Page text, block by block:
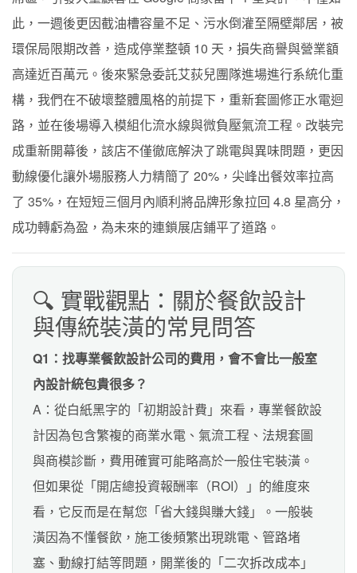
此，一週後更因截油槽容量不足、污水倒灌至隔壁鄰居，被
環保局限期改善，造成停業整頓 10 天，損失商譽與營業額
高達近百萬元。後來緊急委託艾荻兒團隊進場進行系統化重
構，我們在不破壞整體風格的前提下，重新套圖修正水電迴
路，並在後場導入模組化流水線與微負壓氣流工程。改裝完
成重新開幕後，該店不僅徹底解決了跳電與異味問題，更因
動線優化讓外場服務人力精簡了 20%，尖峰出餐效率拉高
了 35%，在短短三個月內順利將品牌形象拉回 4.8 星高分，
成功轉虧為盈，為未來的連鎖展店鋪平了道路。
🔍 實戰觀點：關於餐飲設計
與傳統裝潢的常見問答
Q1：找專業餐飲設計公司的費用，會不會比一般室
內設計統包貴很多？
A：從白紙黑字的「初期設計費」來看，專業餐飲設
計因為包含繁複的商業水電、氣流工程、法規套圖
與商模診斷，費用確實可能略高於一般住宅裝潢。
但如果從「開店總投資報酬率（ROI）」的維度來
看，它反而是在幫您「省大錢與賺大錢」。一般裝
潢因為不懂餐飲，施工後頻繁出現跳電、管路堵
塞、動線打結等問題，開業後的「二次拆改成本」